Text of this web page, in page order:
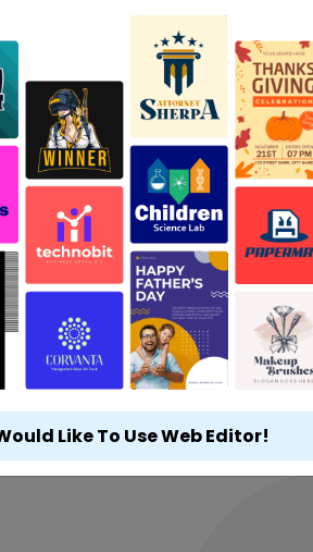
Like To Use Web Editor!